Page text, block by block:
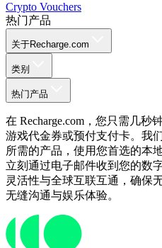
Crypto Vouchers
热门产品
关于Recharge.com
类别
热门产品
在 Recharge.com，您只需几
游戏代金券或预付支付卡。我
所需的产品，使用您首选的本
立刻通过电子邮件收到您的数
灵活性与全球互联互通，确保
无缝沟通与娱乐体验。